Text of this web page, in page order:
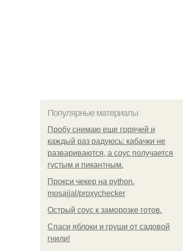
Популярные материалы
Пробу снимаю еще горячей и
каждый раз радуюсь: кабачки не
развариваются, а соус получается
густым и пикантным.
Прокси чекер на python.
mosajjal/proxychecker
Острый соус к заморозке готов.
Спаси яблоки и груши от садовой
гнили!